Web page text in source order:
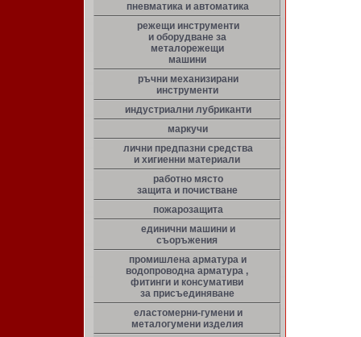
пневматика и автоматика
режещи инструменти
и оборудване за
металорежещи
машини
ръчни механизирани
инструменти
индустриални лубриканти
маркучи
лични предпазни средства
и хигиенни материали
работно място
защита и почистване
пожарозащита
единични машини и
съоръжения
промишлена арматура и
водопроводна арматура ,
фитинги и консумативи
за присъединяване
еластомерни-гумени и
металогумени изделия